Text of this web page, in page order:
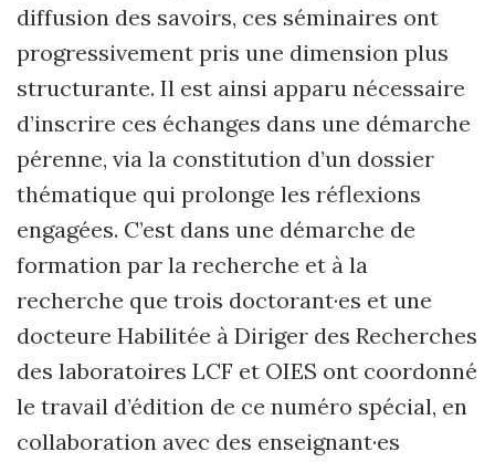
diffusion des savoirs, ces séminaires ont
progressivement pris une dimension plus
structurante. Il est ainsi apparu nécessaire
d’inscrire ces échanges dans une démarche
pérenne, via la constitution d’un dossier
thématique qui prolonge les réflexions
engagées. C’est dans une démarche de
formation par la recherche et à la
recherche que trois doctorant·es et une
docteure Habilitée à Diriger des Recherches
des laboratoires LCF et OIES ont coordonné
le travail d’édition de ce numéro spécial, en
collaboration avec des enseignant·es